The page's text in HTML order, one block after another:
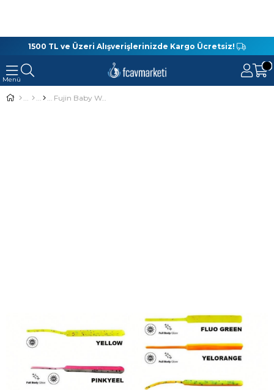
1500 TL ve Üzeri Alışverişlerinizde Kargo Ücretsiz!
Fujin Baby Worm 5.2 Cm LRF Silikon Yem